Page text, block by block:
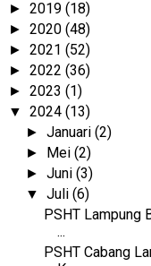
► 2019 (18)
► 2020 (48)
► 2021 (52)
► 2022 (36)
► 2023 (1)
▼ 2024 (13)
►Januari(2)
► Mei(2)
►Juni(3)
▼Juli(6)
PSHT Lampung
...
PSHT Cabang